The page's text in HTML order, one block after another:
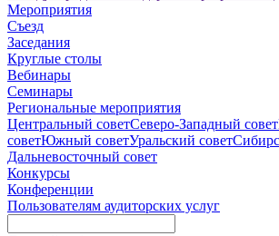
Мероприятия
Съезд
Заседания
Круглые столы
Вебинары
Семинары
Региональные мероприятия
Центральный советСеверо-Западный совет
советЮжный советУральский совет
Дальневосточный совет
Конкурсы
Конференции
Пользователям аудиторских услуг